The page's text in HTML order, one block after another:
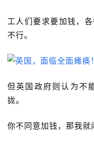
工人们要求要加钱，
不行。
但英国政府则认为不
拢。
你不同意加钱，那我就